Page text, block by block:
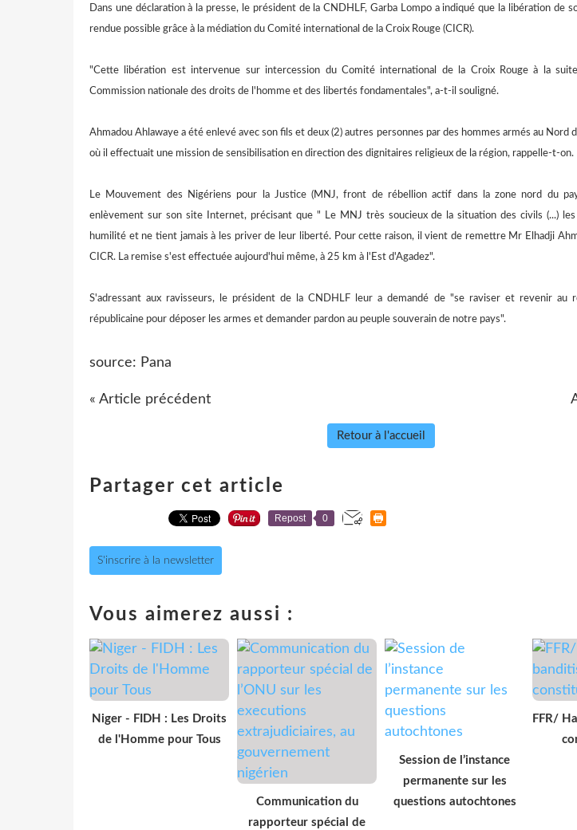
Dans une déclaration à la presse, le président de la CNDHLF, Garba Lompo a indiqué que la libération de
rendue possible grâce à la médiation du Comité international de la Croix Rouge (CICR).
"Cette libération est intervenue sur intercession du Comité international de la Croix Rouge à la
Commission nationale des droits de l'homme et des libertés fondamentales", a-t-il souligné.
Ahmadou Ahlawaye a été enlevé avec son fils et deux (2) autres personnes par des hommes armés au Nord
où il effectuait une mission de sensibilisation en direction des dignitaires religieux de la région, rappelle-t-on.
Le Mouvement des Nigériens pour la Justice (MNJ, front de rébellion actif dans la zone nord du
enlèvement sur son site Internet, précisant que " Le MNJ très soucieux de la situation des civils (...)
humilité et ne tient jamais à les priver de leur liberté. Pour cette raison, il vient de remettre Mr Elhadji
CICR. La remise s'est effectuée aujourd'hui même, à 25 km à l'Est d'Agadez".
S'adressant aux ravisseurs, le président de la CNDHLF leur a demandé de "se raviser et revenir au
républicaine pour déposer les armes et demander pardon au peuple souverain de notre pays".
source: Pana
« Article précédent
Retour à l'accueil
Partager cet article
Repost 0
S'inscrire à la newsletter
Vous aimerez aussi :
Niger - FIDH : Les Droits
de l'Homme pour Tous
Communication du
rapporteur spécial de
Session de l’instance
permanente sur les
questions autochtones
FFR/